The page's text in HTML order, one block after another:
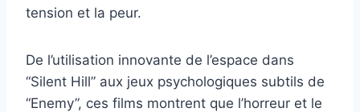
tension et la peur.
De l’utilisation innovante de l’espace dans
“Silent Hill” aux jeux psychologiques subtils de
“Enemy”, ces films montrent que l’horreur et le